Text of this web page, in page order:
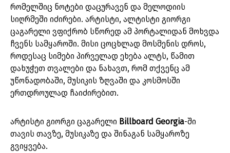
რომელშიც ნოტები დაცურავენ და მელოდიის
სიღრმეში იძირები. არტისტი, ალტისტი გიორგი
ცაგარელი ვფიქრობ სწორედ ამ პორტალიდან მოხვდა
ჩვენს სამყაროში. მისი ცოცხლად მოსმენის დროს,
როდესაც სიმები პირველად ეხება ალტს, წამით
დახუჭეთ თვალები და ნახავთ, რომ თქვენც ამ
უწონადობაში, მუსიკის ზღვაში და კოსმოსში
ერთდროულად ჩაიძირებით.
არტისტი გიორგი ცაგარელი Billboard Georgia-ში
თავის თავზე, მუსიკაზე და შინაგან სამყაროზე
გვიყვება.